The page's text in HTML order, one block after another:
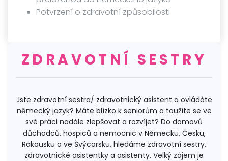
Potvrzení o zdravotní způsobilosti
ZDRAVOTNÍ SESTRY
Jste zdravotní sestra/ zdravotnický asistent a ovládáte
německý jazyk? Máte blízko k seniorům a toužíte se ve
své práci nadále zlepšovat a rozvíjet? Do domovů
důchodců, hospiců a nemocnic v Německu, Česku,
Rakousku a ve Švýcarsku, hledáme zdravotní sestry,
zdravotnické asistentky a asistenty. Velký zájem je